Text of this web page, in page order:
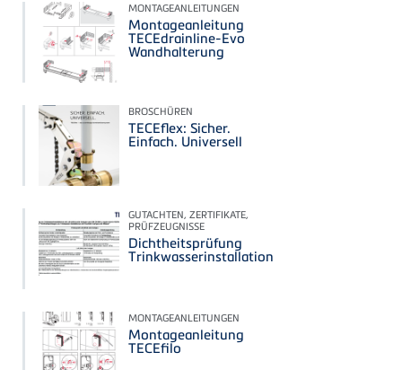
MONTAGEANLEITUNGEN
Montageanleitung
TECEdrainline-Evo
Wandhalterung
BROSCHÜREN
TECEflex: Sicher.
Einfach. Universell
GUTACHTEN, ZERTIFIKATE,
PRÜFZEUGNISSE
Dichtheitsprüfung
Trinkwasserinstallation
MONTAGEANLEITUNGEN
Montageanleitung
TECEfilo